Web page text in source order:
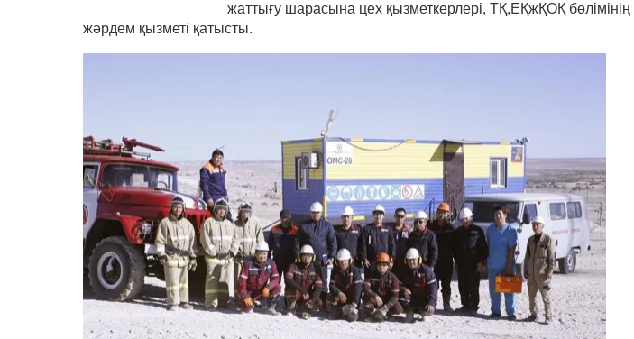
жаттығу шарасына цех қызметкерлері, ТҚ,ЕҚжҚОҚ
жәрдем қызметі қатысты.